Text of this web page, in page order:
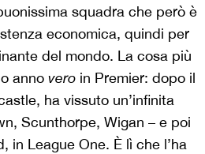
squadra che però è
economica, quindi per
del mondo. La cosa più
anno vero in Premier: dopo il
ha vissuto un’infinita
Scunthorpe, Wigan – e poi
in League One. È lì che l’ha